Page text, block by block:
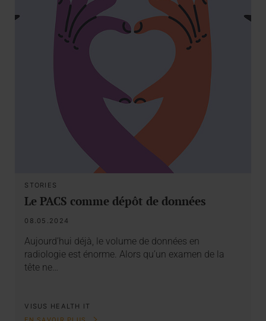
STORIES
Le PACS comme dépôt de données
08.05.2024
Aujourd’hui déjà, le volume de données en
radiologie est énorme. Alors qu’un examen de la
tête ne…
VISUS HEALTH IT